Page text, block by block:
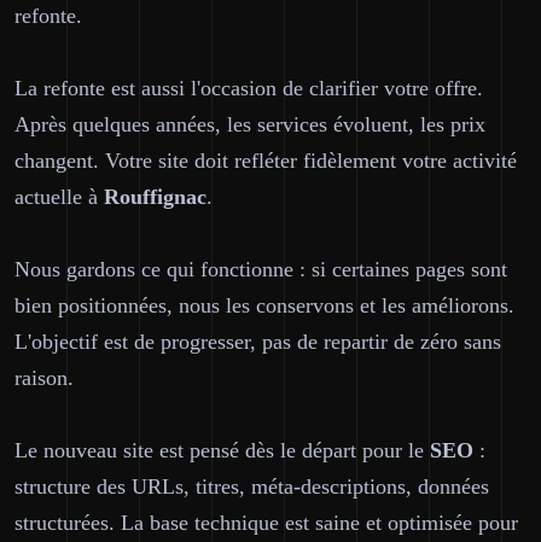
refonte.
La refonte est aussi l'occasion de clarifier votre offre.
Après quelques années, les services évoluent, les prix
changent. Votre site doit refléter fidèlement votre activité
actuelle à Rouffignac.
Nous gardons ce qui fonctionne : si certaines pages sont
bien positionnées, nous les conservons et les améliorons.
L'objectif est de progresser, pas de repartir de zéro sans
raison.
Le nouveau site est pensé dès le départ pour le SEO :
structure des URLs, titres, méta-descriptions, données
structurées. La base technique est saine et optimisée pour